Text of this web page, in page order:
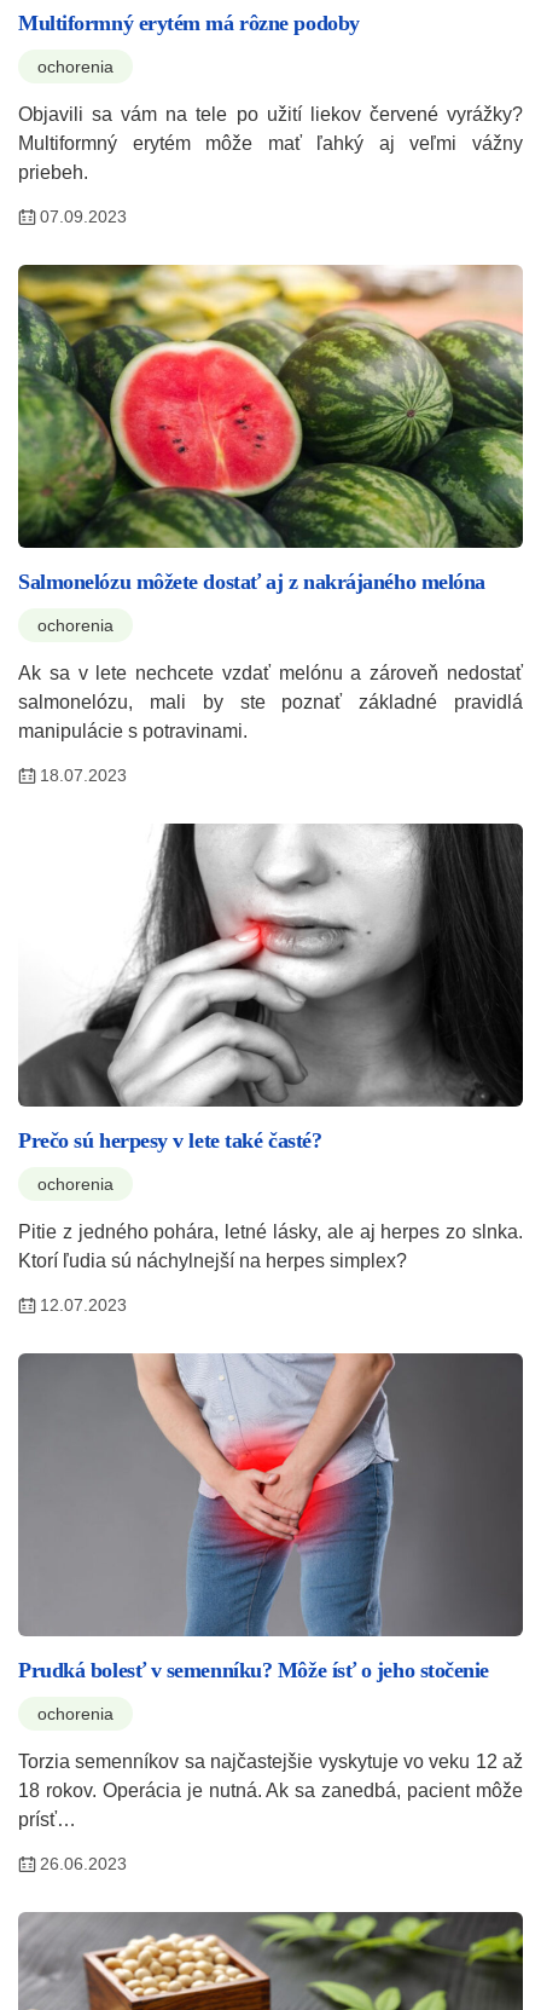
Multiformný erytém má rôzne podoby
ochorenia
Objavili sa vám na tele po užití liekov červené vyrážky?
Multiformný erytém môže mať ľahký aj veľmi vážny
priebeh.
07.09.2023
Salmonelózu môžete dostať aj z nakrájaného melóna
ochorenia
Ak sa v lete nechcete vzdať melónu a zároveň nedostať
salmonelózu, mali by ste poznať základné pravidlá
manipulácie s potravinami.
18.07.2023
Prečo sú herpesy v lete také časté?
ochorenia
Pitie z jedného pohára, letné lásky, ale aj herpes zo slnka.
Ktorí ľudia sú náchylnejší na herpes simplex?
12.07.2023
Prudká bolesť v semenníku? Môže ísť o jeho stočenie
ochorenia
Torzia semenníkov sa najčastejšie vyskytuje vo veku 12 až
18 rokov. Operácia je nutná. Ak sa zanedbá, pacient môže
prísť…
26.06.2023